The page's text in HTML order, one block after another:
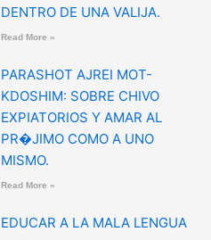
DENTRO DE UNA VALIJA.
Read More »
PARASHOT AJREI MOT-
KDOSHIM: SOBRE CHIVO
EXPIATORIOS Y AMAR AL
PR�JIMO COMO A UNO
MISMO.
Read More »
EDUCAR A LA MALA LENGUA